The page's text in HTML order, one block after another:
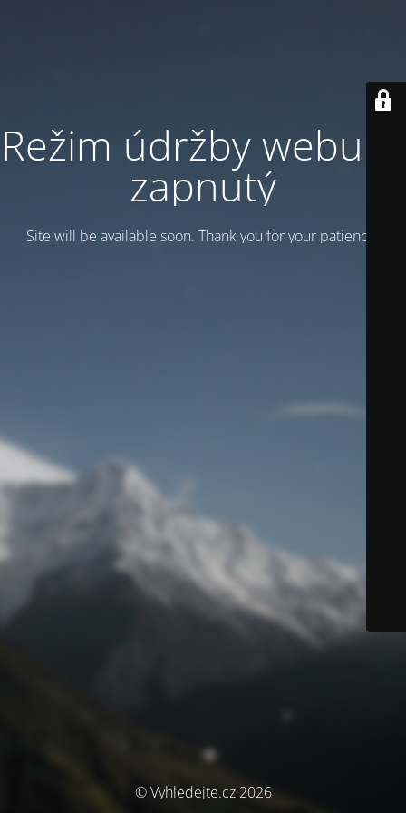
Režim údržby webu je
zapnutý
Site will be available soon. Thank you for your patience!
© Vyhledejte.cz 2026